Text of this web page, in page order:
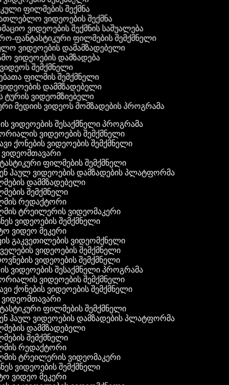
ფილმების შექმნა
ვიდეოების შექმნა
ვიდეოების შექმნის საშუალება
ფანტასტიკური ფილმების შემქმნელი
ვიდეოების დამამზადებელი
ვიდეოების დამზადება
ვიდეოს შემქმნელი
ფილმის შემქმნელი
ვიდეოების დამმზადებელი
ტურის ვიდეომზიებელი
მედიის ვიდეოს მომზადების პროგრამა
ვიდეოების შესაქმნელი პროგრამა
ვიდეოების შემქმნელი
ქონების ვიდეოების შემქმნელი
ფილმების შემქმნელი
ჰაულ ვიდეოების დამზადების პლატფორმა
დამმზადებელი
შემქმნელი
რედაქტორი
ტრეილერის ვიდეომაკერი
ვიდეოების შემქმნელი
ვიდეო მეკერი
გაკვეთილების ვიდეომქნელი
ვიდეოების შემქმნელი
ვიდეოების შემქმნელი
ვიდეოების შესაქმნელი პროგრამა
ვიდეოების შემქმნელი
ქონების ვიდეოების შემქმნელი
ფილმების შემქმნელი
ჰაულ ვიდეოების დამზადების პლატფორმა
დამმზადებელი
შემქმნელი
რედაქტორი
ტრეილერის ვიდეომაკერი
ვიდეოების შემქმნელი
ვიდეო მეკერი